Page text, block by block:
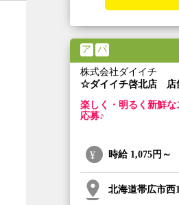
ア パ
株式会社ダイイチ
☆ダイイチ啓北店 店
楽しく・明るく新鮮
応募♪
時給 1,075円～
北海道帯広市西